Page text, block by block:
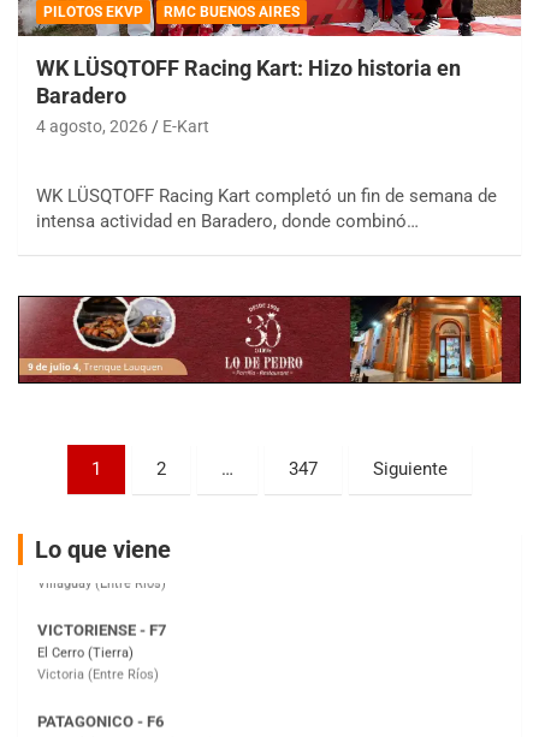
PILOTOS EKVP RMC BUENOS AIRES
WK LÜSQTOFF Racing Kart: Hizo historia en
Baradero
4 agosto, 2026 E-Kart
WK LÜSQTOFF Racing Kart completó un fin de semana de
intensa actividad en Baradero, donde combinó…
Paginación
entradas
1 2 … 347 Siguiente
Lo que viene
COBERTURA ESPECIAL DE E-KART.COM.AR
08/09-AGO
KDO - F6
Ciudad de Trenque Lauquen (Asfalto)
Trenque Lauquen (Buenos Aires)
Villaguay (Entre Ríos)
El Cerro (Tierra)
Victoria (Entre Ríos)
Moto Club Reginense (Tierra)
Gral. E. Godoy (Río Negro)
Juventud Unida (Tierra)